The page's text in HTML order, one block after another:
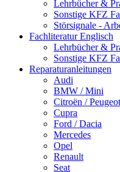
Lehrbücher &
Sonstige KFZ
Störsignale -
Fachliteratur Englisch
Lehrbücher &
Sonstige KFZ
Reparaturanleitungen
Audi
BMW / Mini
Citroën /
Cupra
Ford / Dacia
Mercedes
Opel
Renault
Seat